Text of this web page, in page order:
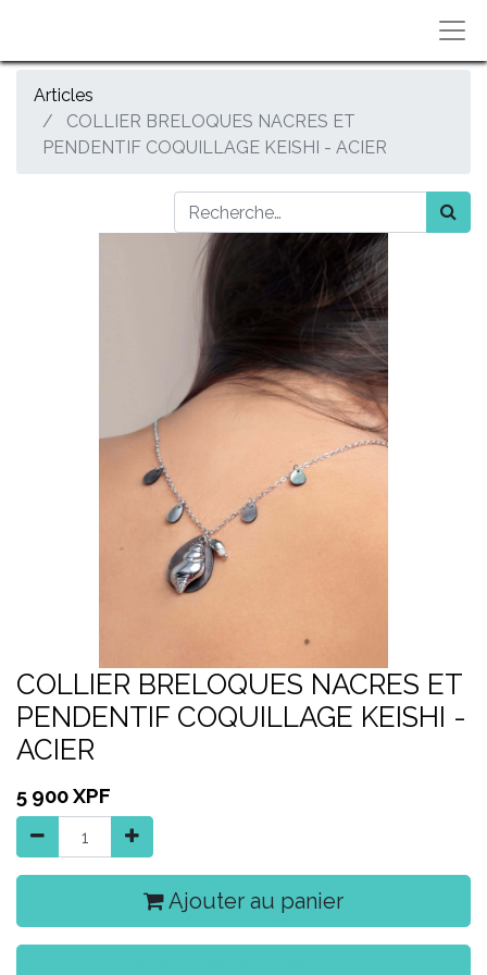
Articles
COLLIER BRELOQUES NACRES ET
PENDENTIF COQUILLAGE KEISHI - ACIER
COLLIER BRELOQUES NACRES ET
PENDENTIF COQUILLAGE KEISHI -
ACIER
5 900XPF
Ajouter au panier